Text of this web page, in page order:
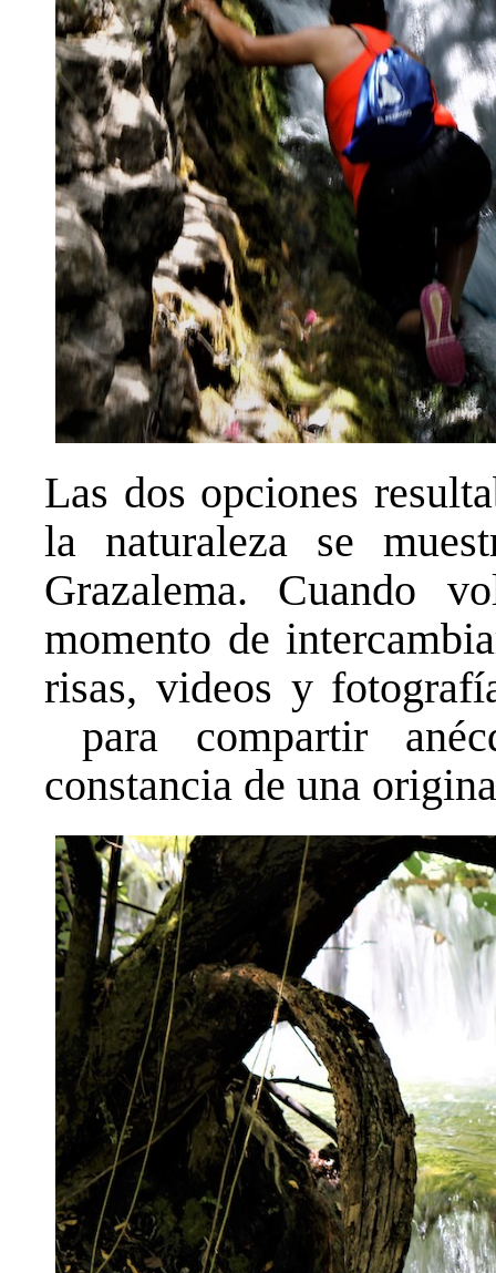
Las dos opciones
la naturaleza se
Grazalema. Cuando
momento de
risas, videos y
para compartir
constancia de una